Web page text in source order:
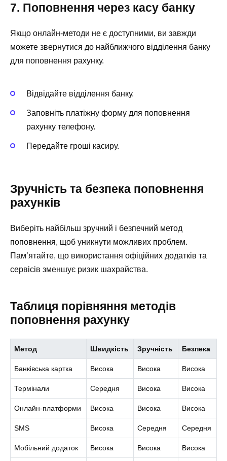
7. Поповнення через касу банку
Якщо онлайн-методи не є доступними, ви завжди
можете звернутися до найближчого відділення банку
для поповнення рахунку.
Відвідайте відділення банку.
Заповніть платіжну форму для поповнення
рахунку телефону.
Передайте гроші касиру.
Зручність та безпека поповнення
рахунків
Виберіть найбільш зручний і безпечний метод
поповнення, щоб уникнути можливих проблем.
Пам’ятайте, що використання офіційних додатків та
сервісів зменшує ризик шахрайства.
Таблиця порівняння методів
поповнення рахунку
Метод Швидкість Зручність Безпека
Банківська картка Висока Висока Висока
Термінали Середня Висока Висока
Онлайн-платформи Висока Висока Висока
SMS Висока Середня Середня
Мобільний додаток Висока Висока Висока